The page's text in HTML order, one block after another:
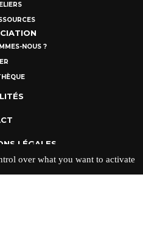
NOUS ?
LÉGALES
DE CONFIDENTIALITÉ
over what you want to activate